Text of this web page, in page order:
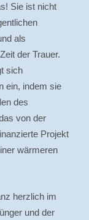
Sie ist nicht
als
der Trauer.
sich
ein, indem sie
des
von der
Projekt
wärmeren
herzlich im
und der